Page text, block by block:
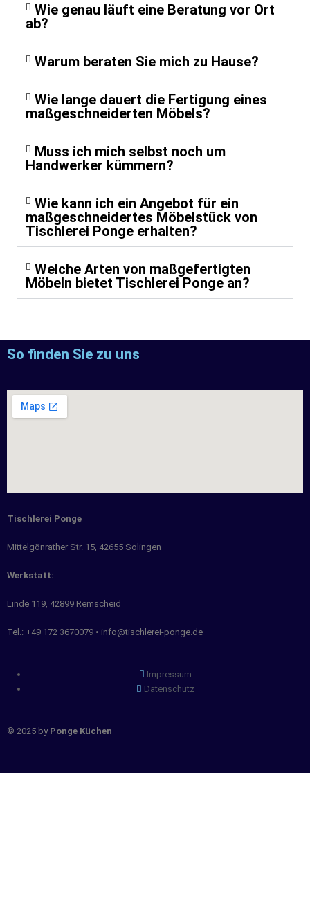
Wie genau läuft eine Beratung vor Ort
ab?
Warum beraten Sie mich zu Hause?
Wie lange dauert die Fertigung eines
maßgeschneiderten Möbels?
Muss ich mich selbst noch um
Handwerker kümmern?
Wie kann ich ein Angebot für ein
maßgeschneidertes Möbelstück von
Tischlerei Ponge erhalten?
Welche Arten von maßgefertigten
Möbeln bietet Tischlerei Ponge an?
So finden Sie zu uns
Tischlerei Ponge
Mittelgönrather Str. 15, 42655 Solingen
Werkstatt:
Linde 119, 42899 Remscheid
Tel.: +49 172 3670079 • info@tischlerei-ponge.de
Impressum
Datenschutz
© 2025 by Ponge Küchen